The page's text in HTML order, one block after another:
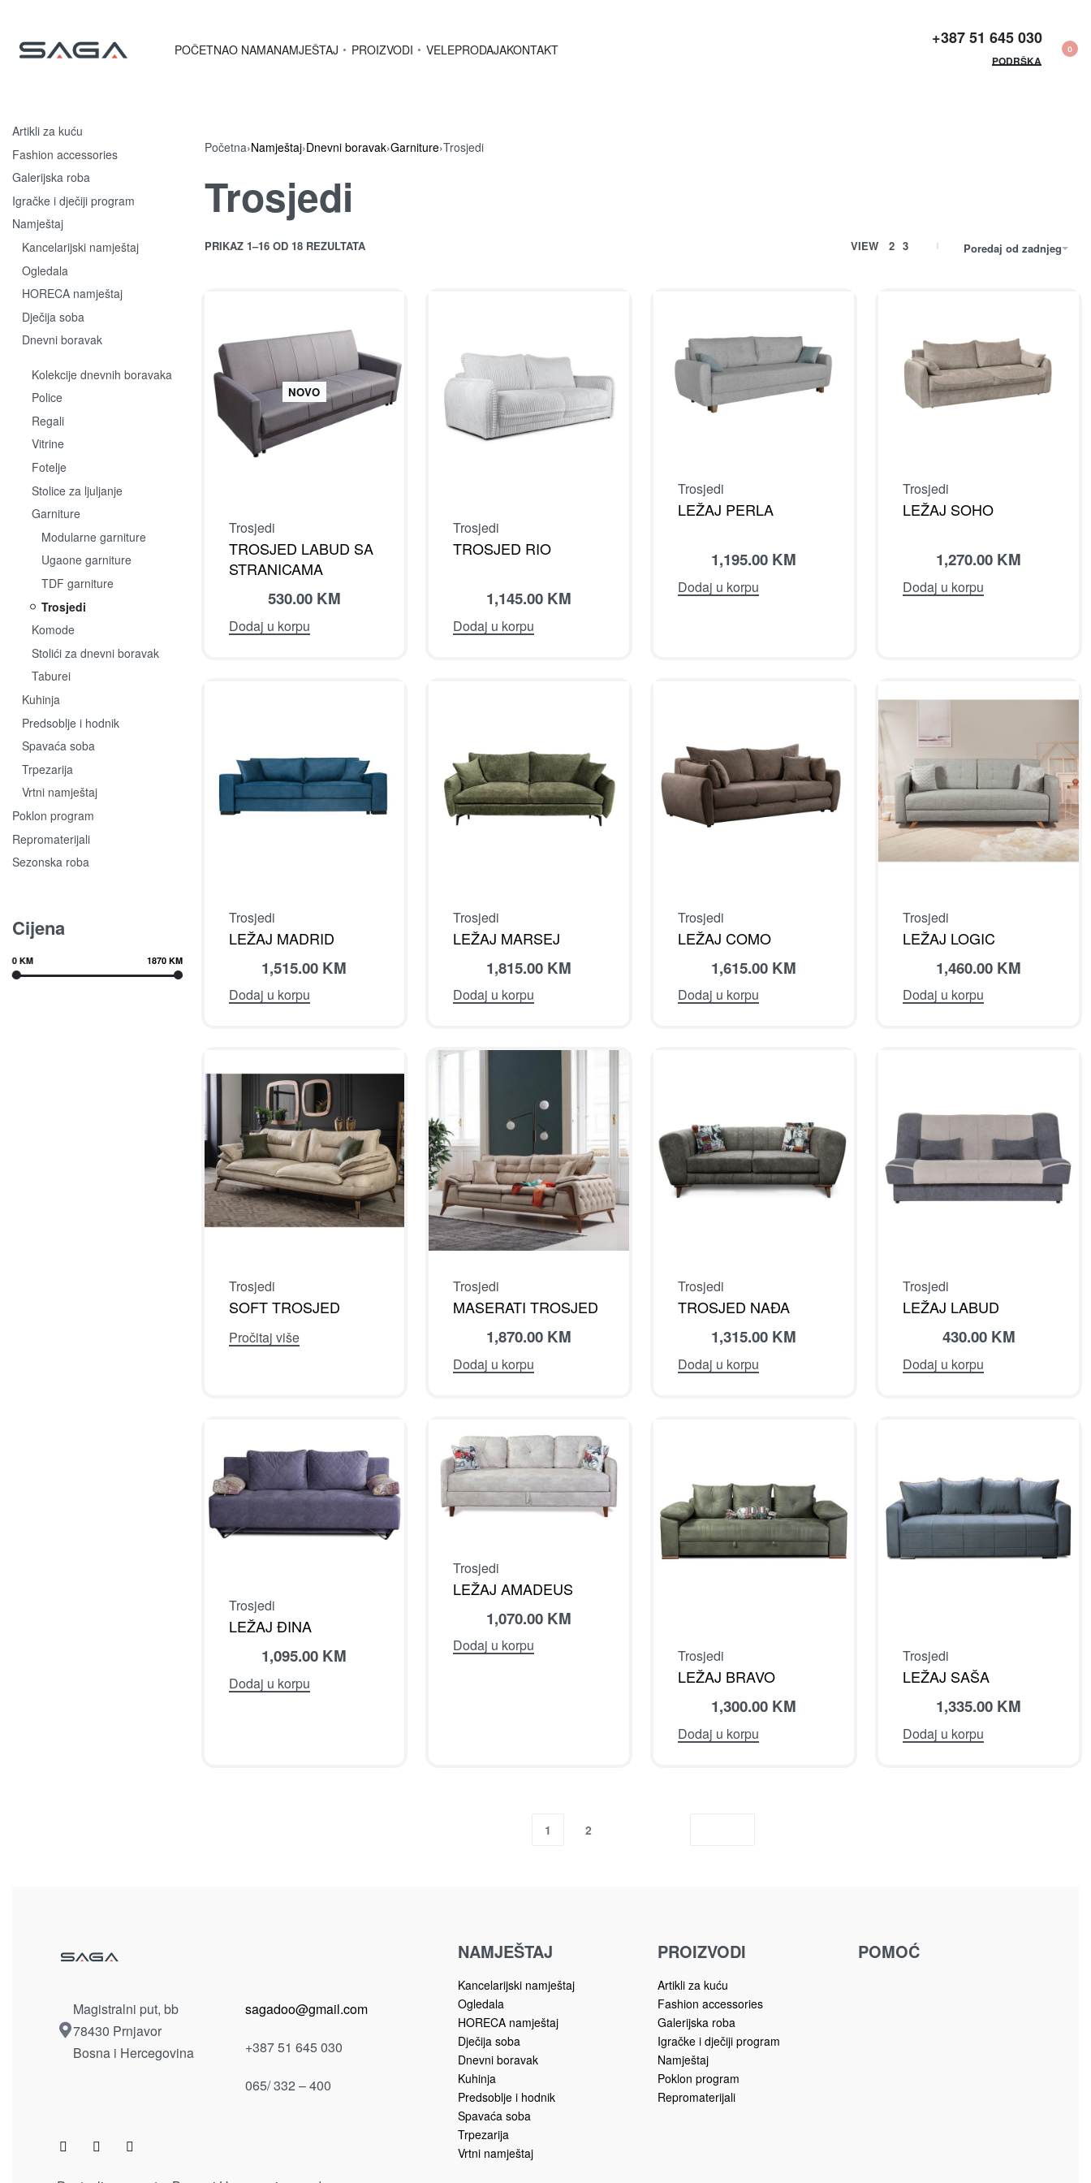
POČETNAO NAMANAMJEŠTAJ PROIZVODI VELEPRODAJAKONTAKT
+387 51 645 030​
PODRŠKA
0
Artikli za kuću
Fashion accessories
Galerijska roba
Igračke i dječiji program
Namještaj
Kancelarijski namještaj
Ogledala
HORECA namještaj
Dječija soba
Dnevni boravak
Kolekcije dnevnih boravaka
Police
Regali
Vitrine
Fotelje
Stolice za ljuljanje
Garniture
Modularne garniture
Ugaone garniture
TDF garniture
Trosjedi
Komode
Stolići za dnevni boravak
Taburei
Kuhinja
Predsoblje i hodnik
Spavaća soba
Trpezarija
Vrtni namještaj
Poklon program
Repromaterijali
Sezonska roba
Cijena
0 KM 1870 KM
Početna›Namještaj›Dnevni boravak›Garniture›Trosjedi
Trosjedi
PRIKAZ 1–16 OD 18 REZULTATA VIEW 2 3 Poredaj od zadnjeg
NOVO
Trosjedi
TROSJED LABUD SA
STRANICAMA
530.00 KM
Dodaj u korpu
Trosjedi
TROSJED RIO
1,145.00 KM
Dodaj u korpu
Trosjedi
LEŽAJ PERLA
1,195.00 KM
Dodaj u korpu
Trosjedi
LEŽAJ SOHO
1,270.00 KM
Dodaj u korpu
Trosjedi
LEŽAJ MADRID
1,515.00 KM
Dodaj u korpu
Trosjedi
LEŽAJ MARSEJ
1,815.00 KM
Dodaj u korpu
Trosjedi
LEŽAJ COMO
1,615.00 KM
Dodaj u korpu
Trosjedi
LEŽAJ LOGIC
1,460.00 KM
Dodaj u korpu
Trosjedi
SOFT TROSJED
Pročitaj više
Trosjedi
MASERATI TROSJED
1,870.00 KM
Dodaj u korpu
Trosjedi
TROSJED NAĐA
1,315.00 KM
Dodaj u korpu
Trosjedi
LEŽAJ LABUD
430.00 KM
Dodaj u korpu
Trosjedi
LEŽAJ ĐINA
1,095.00 KM
Dodaj u korpu
Trosjedi
LEŽAJ AMADEUS
1,070.00 KM
Dodaj u korpu
Trosjedi
LEŽAJ BRAVO
1,300.00 KM
Dodaj u korpu
Trosjedi
LEŽAJ SAŠA
1,335.00 KM
Dodaj u korpu
1 2
Magistralni put, bb
78430 Prnjavor
Bosna i Hercegovina
sagadoo@gmail.com
+387 51 645 030
065/ 332 – 400
NAMJEŠTAJ
Kancelarijski namještaj
Ogledala
HORECA namještaj
Dječija soba
Dnevni boravak
Kuhinja
Predsoblje i hodnik
Spavaća soba
Trpezarija
Vrtni namještaj
PROIZVODI
Artikli za kuću
Fashion accessories
Galerijska roba
Igračke i dječiji program
Namještaj
Poklon program
Repromaterijali
POMOĆ